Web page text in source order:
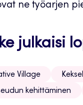
ne työarjen
julkaisi
Village
kehittäminen